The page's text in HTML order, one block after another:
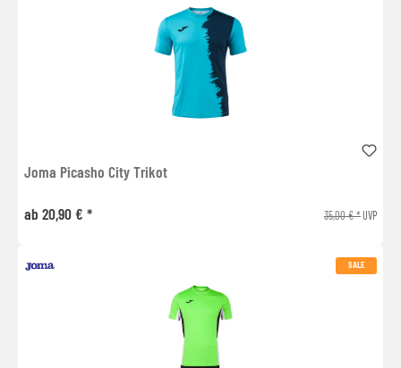
Joma Picasho City Trikot
ab 20,90 € * 35,00 € *UVP
SALE